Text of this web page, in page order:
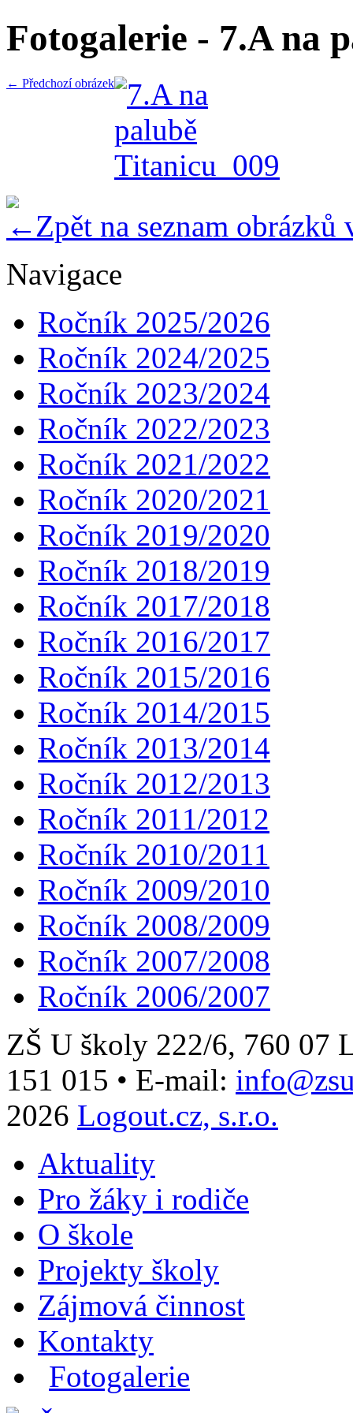
Fotogalerie - 7.A na
← Předchozí obrázek
Zpět na seznam obrázků
Navigace
Ročník 2025/2026
Ročník 2024/2025
Ročník 2023/2024
Ročník 2022/2023
Ročník 2021/2022
Ročník 2020/2021
Ročník 2019/2020
Ročník 2018/2019
Ročník 2017/2018
Ročník 2016/2017
Ročník 2015/2016
Ročník 2014/2015
Ročník 2013/2014
Ročník 2012/2013
Ročník 2011/2012
Ročník 2010/2011
Ročník 2009/2010
Ročník 2008/2009
Ročník 2007/2008
Ročník 2006/2007
ZŠ U školy 222/6, 760 07
151 015 • E-mail:
2026 Logout.cz, s.r.o.
Aktuality
Pro žáky i rodiče
O škole
Projekty školy
Zájmová činnost
Kontakty
Fotogalerie